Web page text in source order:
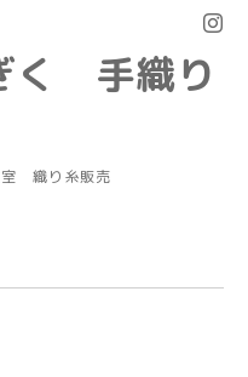
く 手織り
織り糸販売